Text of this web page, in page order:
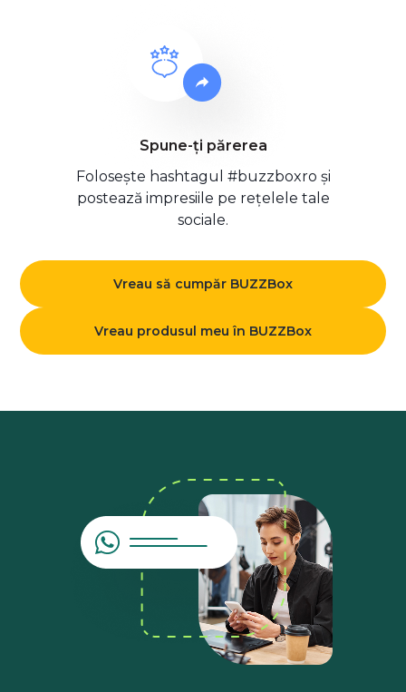
Spune-ți părerea
Folosește hashtagul #buzzboxro și
postează impresiile pe rețelele tale
sociale.
Vreau să cumpăr BUZZBox
Vreau produsul meu în BUZZBox